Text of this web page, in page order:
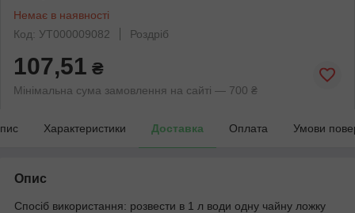
Немає в наявності
Код: УТ000009082
Роздріб
107,51 ₴
Мінімальна сума замовлення на сайті — 700 ₴
Характеристики Доставка Оплата Умови
Опис
Спосіб використання: розвести в 1 л води одну чайну ложку